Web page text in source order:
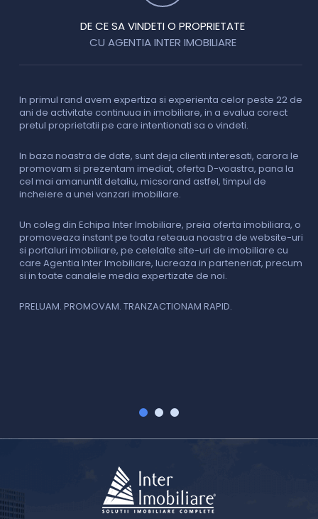
DE CE SA VINDETI O PROPRIETATE
CU AGENTIA INTER IMOBILIARE
In primul rand avem expertiza si experienta celor peste 22 de
ani de activitate continuua in imobiliare, in a evalua corect
pretul proprietatii pe care intentionati sa o vindeti.
In baza noastra de date, sunt deja clienti interesati, carora le
promovam si prezentam imediat, oferta D-voastra, pana la
cel mai amanuntit detaliu, micsorand astfel, timpul de
incheiere a unei vanzari imobiliare.
Un coleg din Echipa Inter Imobiliare, preia oferta imobiliara, o
promoveaza instant pe toata reteaua noastra de website-uri
si portaluri imobiliare, pe celelalte site-uri de imobiliare cu
care Agentia Inter Imobiliare, lucreaza in parteneriat, precum
si in toate canalele media expertizate de noi.
PRELUAM. PROMOVAM. TRANZACTIONAM RAPID.